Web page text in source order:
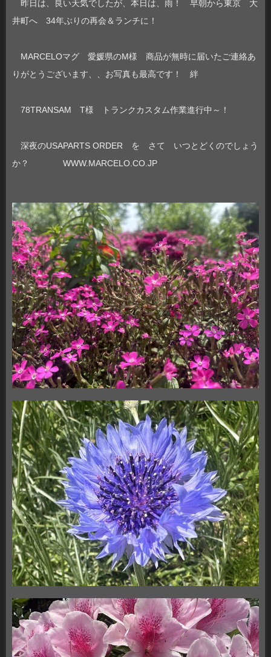
昨日は、良い天気でしたが、本日は、雨！ 早朝から東京 大
井町へ 34年ぶりの再会＆ランチに！
MARCELOマグ 愛媛県のM様 商品が無時に届いたご連絡あ
りがとうございます、、お写真も最高です！ 絆
78TRANSAM T様 トランクカスタム作業進行中～！
深夜のUSAPARTS ORDER を さて いつとどくのでしょう
か？ WWW.MARCELO.CO.JP